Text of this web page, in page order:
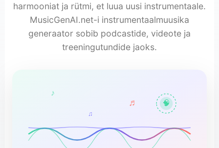
harmooniat ja rütmi, et luua uusi instrumentaale.
MusicGenAI.net-i instrumentaalmuusika
generaator sobib podcastide, videote ja
treeningutundide jaoks.
♬ 🧠